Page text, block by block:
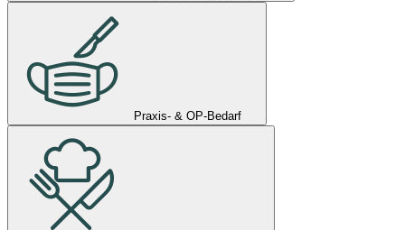
Praxis- & OP-Bedarf